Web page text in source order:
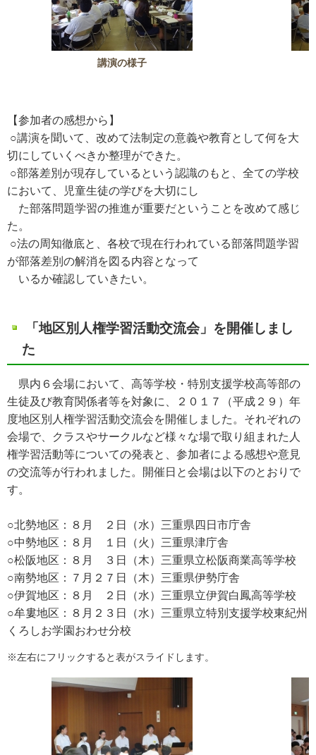
講演の様子
【参加者の感想から】
○講演を聞いて、改めて法制定の意義や教育として何を大
切にしていくべきか整理ができた。
○部落差別が現存しているという認識のもと、全ての学校
において、児童生徒の学びを大切にし
た部落問題学習の推進が重要だということを改めて感じ
た。
○法の周知徹底と、各校で現在行われている部落問題学習
が部落差別の解消を図る内容となって
いるか確認していきたい。
「地区別人権学習活動交流会」を開催しまし
た
県内６会場において、高等学校・特別支援学校高等部の
生徒及び教育関係者等を対象に、２０１７（平成２９）年
度地区別人権学習活動交流会を開催しました。それぞれの
会場で、クラスやサークルなど様々な場で取り組まれた人
権学習活動等についての発表と、参加者による感想や意見
の交流等が行われました。開催日と会場は以下のとおりで
す。
○北勢地区：８月 ２日（水）三重県四日市庁舎
○中勢地区：８月 １日（火）三重県津庁舎
○松阪地区：８月 ３日（木）三重県立松阪商業高等学校
○南勢地区：７月２７日（木）三重県伊勢庁舎
○伊賀地区：８月 ２日（水）三重県立伊賀白鳳高等学校
○牟婁地区：８月２３日（水）三重県立特別支援学校東紀州
くろしお学園おわせ分校
※左右にフリックすると表がスライドします。